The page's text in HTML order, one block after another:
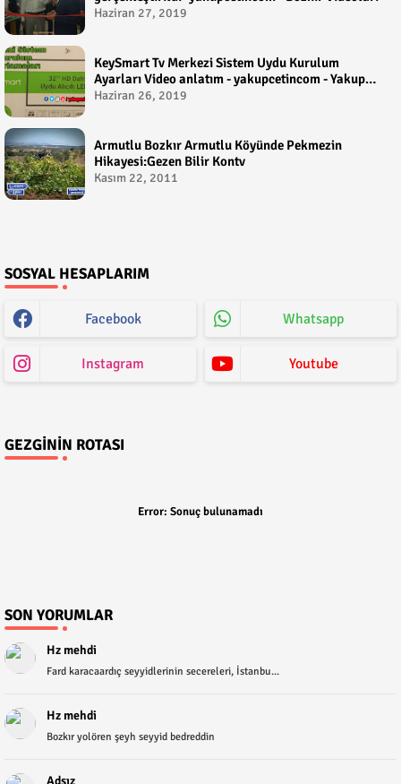
Haziran 27, 2019
KeySmart Tv Merkezi Sistem Uydu Kurulum
Ayarları Video anlatım - yakupcetincom - Yakup
Çetin
Haziran 26, 2019
Armutlu Bozkır Armutlu Köyünde Pekmezin
Hikayesi:Gezen Bilir Kontv
Kasım 22, 2011
SOSYAL HESAPLARIM
Facebook Whatsapp
Instagram Youtube
GEZGININ ROTASI
Error: Sonuç bulunamadı
SON YORUMLAR
Hz mehdi
Fard karacaardıç seyyidlerinin secereleri, İstanbu...
Hz mehdi
Bozkır yolören şeyh seyyid bedreddin
Adsız